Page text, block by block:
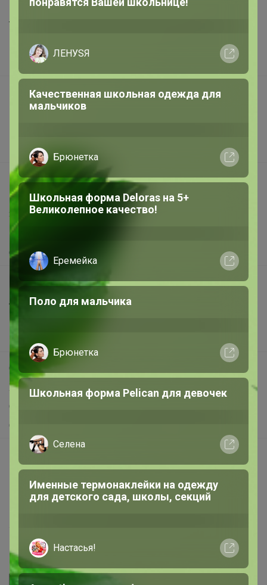
Шоурумы
Торговые марки
Наша команда
В наличии
Подарочные сертификаты
Реклама на сайте
Вакансии
support@24-ok.ru
Написать в поддержку
Защита покупателя
Помощь
О нас
Все предложения
Анонсы
Новости
Самое выгодное
Хиты продаж
Самое желанное
Самое быстрое
Начать зарабатывать с 24-ok
Picabox.ru - Лучшее место для ваших изображений
Розыгрыш - Генератор случайных чисел
Брюнетка
ЛЕНУSЯ